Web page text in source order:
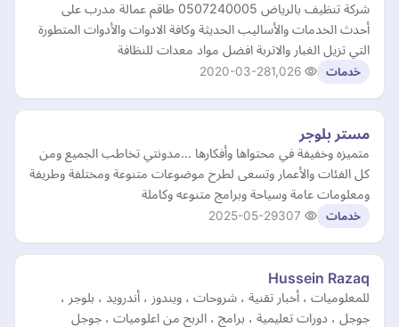
شركة تنظيف بالرياض 0507240005 طاقم عمالة مدرب على
أحدث الخدمات والأساليب الحديثة وكافة الادوات والأدوات المتطورة
التي تزيل الغبار والاتربة افضل مواد معدات للنظافة
خدمات 2020-03-28
مستر بلوجر
متميزه وخفيفة في محتواها وأفكارها …مدونتي تخاطب الجميع ومن
كل الفئات والأعمار وتسعى لطرح موضوعات متنوعة ومختلفة وطريفة
ومعلومات عامة وسياحة وبرامج متنوعه وكاملة
خدمات 2025-05-29
Hussein Razaq
للمعلوميات ، أخبار تقنية ، شروحات ، ويندوز ، أندرويد ، بلوجر ،
جوجل ، دورات تعليمية ، برامج ، الربح من اعلوميات ، جوجل